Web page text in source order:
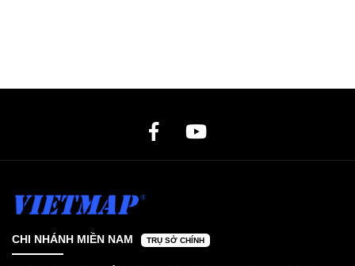
CHI NHÁNH MIỀN NAM TRỤ SỞ CHÍNH